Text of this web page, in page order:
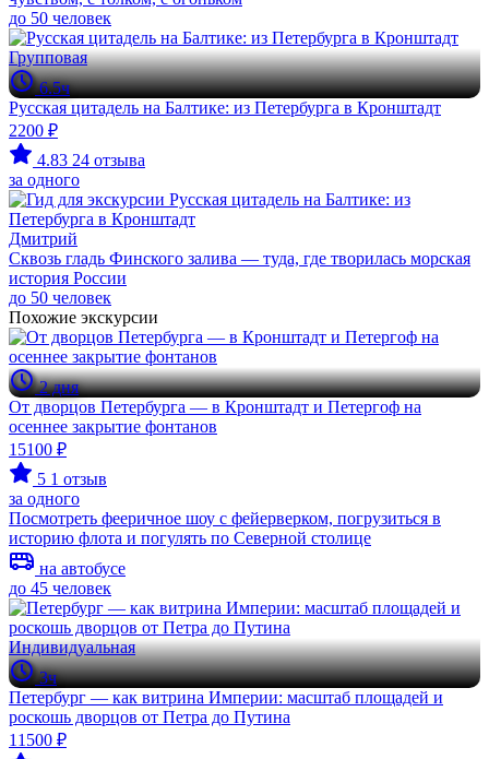
до 50 человек
Групповая
6.5ч
Русская цитадель на Балтике: из Петербурга в Кронштадт
2200 ₽
4.83 24 отзыва
за одного
Дмитрий
Сквозь гладь Финского залива — туда, где творилась морская
история России
до 50 человек
Похожие экскурсии
2 дня
От дворцов Петербурга — в Кронштадт и Петергоф на
осеннее закрытие фонтанов
15100 ₽
5 1 отзыв
за одного
Посмотреть фееричное шоу с фейерверком, погрузиться в
историю флота и погулять по Северной столице
на автобусе
до 45 человек
Индивидуальная
3ч
Петербург — как витрина Империи: масштаб площадей и
роскошь дворцов от Петра до Путина
11500 ₽